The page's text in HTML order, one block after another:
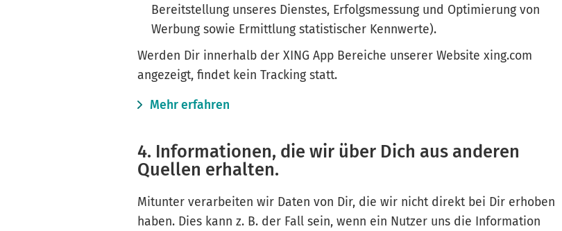
Bereitstellung unseres Dienstes, Erfolgsmessung und Optimierung von
Werbung sowie Ermittlung statistischer Kennwerte).
Werden Dir innerhalb der XING App Bereiche unserer Website xing.com
angezeigt, findet kein Tracking statt.
Mehr erfahren
4. Informationen, die wir über Dich aus anderen
Quellen erhalten.
Mitunter verarbeiten wir Daten von Dir, die wir nicht direkt bei Dir erhoben
haben. Dies kann z. B. der Fall sein, wenn ein Nutzer uns die Information